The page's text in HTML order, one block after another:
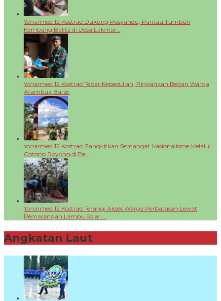
Yonarmed 12 Kostrad Dukung Posyandu, Pantau Tumbuh
Kembang Balita di Desa Lakmar…
Yonarmed 12 Kostrad Tebar Kepedulian, Ringankan Beban Warga
Atambua Barat
Yonarmed 12 Kostrad Bangkitkan Semangat Nasionalisme Melalui
Gotong Royong di Pe…
Yonarmed 12 Kostrad Terangi Akses Warga Perbatasan Lewat
Pemasangan Lampu Solar …
Angkatan Laut